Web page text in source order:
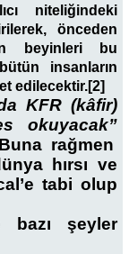
niteliğindeki
önceden
beyinleri bu
insanların
edilecektir.[2]
KFR (kâfir)
okuyacak”
rağmen
hırsı ve
tabi olup
bazı şeyler